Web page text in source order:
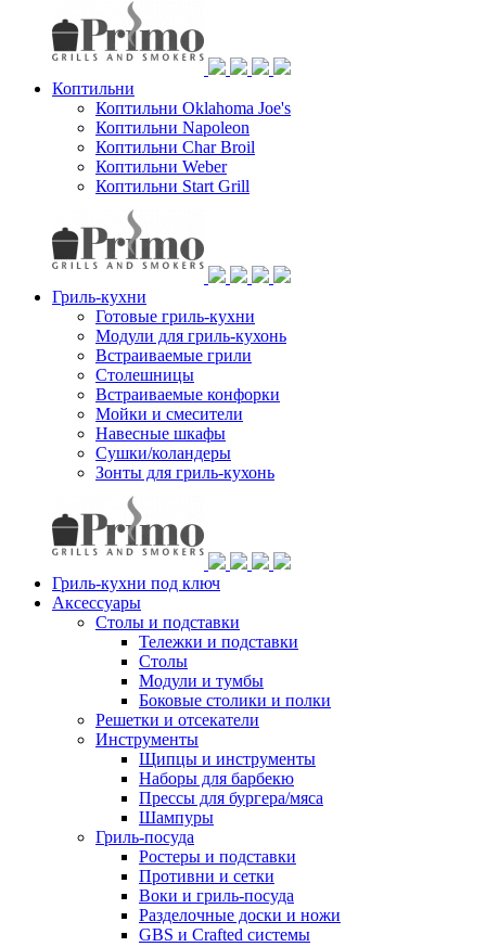
Коптильни
Коптильни Oklahoma Joe's
Коптильни Napoleon
Коптильни Char Broil
Коптильни Weber
Коптильни Start Grill
Гриль-кухни
Готовые гриль-кухни
Модули для гриль-кухонь
Встраиваемые грили
Столешницы
Встраиваемые конфорки
Мойки и смесители
Навесные шкафы
Сушки/коландеры
Зонты для гриль-кухонь
Гриль-кухни под ключ
Аксессуары
Столы и подставки
Тележки и подставки
Столы
Модули и тумбы
Боковые столики и полки
Решетки и отсекатели
Инструменты
Щипцы и инструменты
Наборы для барбекю
Прессы для бургера/мяса
Шампуры
Гриль-посуда
Ростеры и подставки
Противни и сетки
Воки и гриль-посуда
Разделочные доски и ножи
GBS и Crafted системы